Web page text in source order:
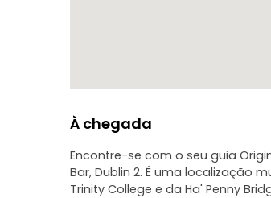
À chegada
Encontre-se com o seu guia
Bar, Dublin 2. É uma localização
Trinity College e da Ha' Penny